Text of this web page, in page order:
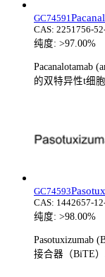
GC74591
CAS: 2251756-
纯度: >97.00%
Pacanalotamab
的双特异性t细
GC74593
CAS: 1442657-
纯度: >98.00%
Pasotuxizumab
接合器（BiTE）